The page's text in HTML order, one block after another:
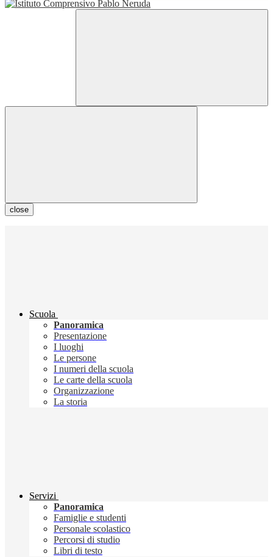
close
Scuola
Panoramica
Presentazione
I luoghi
Le persone
I numeri della scuola
Le carte della scuola
Organizzazione
La storia
Servizi
Panoramica
Famiglie e studenti
Personale scolastico
Percorsi di studio
Libri di testo